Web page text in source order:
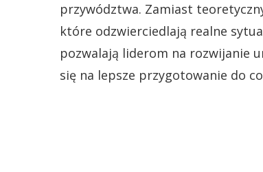
przywództwa. Zamiast
które odzwierciedlają realne
pozwalają liderom na rozwijanie
się na lepsze przygotowanie do